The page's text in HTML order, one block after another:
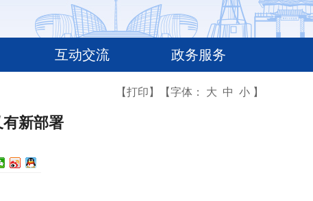
互动交流 政务服务
【打印】 【字体： 大 中 小 】
新部署